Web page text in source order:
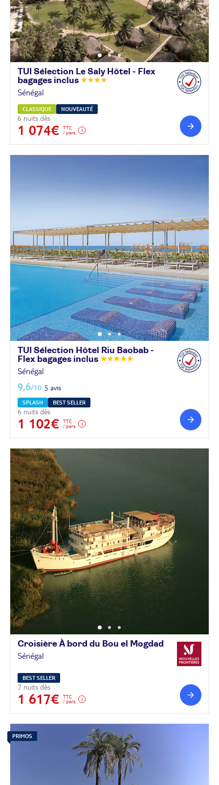
TUI Sélection Le Saly Hôtel - Flex
bagages inclus
Sénégal
CLASSIQUE NOUVEAUTÉ
6 nuits dès
1 074€
TTC
/ pers.
TUI Sélection Hôtel Riu Baobab -
Flex bagages inclus
Sénégal
9,6/10 5 avis
SPLASH BEST SELLER
6 nuits dès
1 102€
TTC
/ pers.
Croisière À bord du Bou el Mogdad
Sénégal
BEST SELLER
7 nuits dès
1 617€
TTC
/ pers.
PRIMOS